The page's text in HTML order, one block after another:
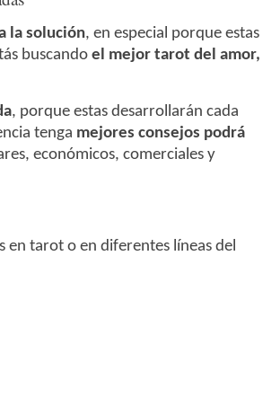
la solución, en especial porque estas
buscando el mejor tarot del amor,
, porque estas desarrollarán cada
tenga mejores consejos podrá
económicos, comerciales y
en tarot o en diferentes líneas del